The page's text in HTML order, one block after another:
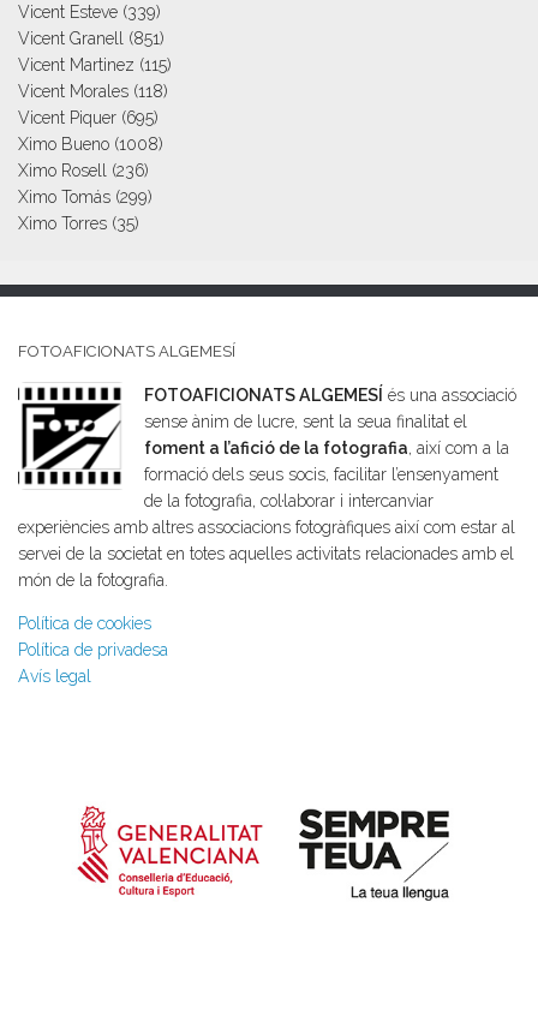
Vicent Esteve (339)
Vicent Granell
(851)
Vicent Martinez (115)
Vicent Morales (118)
Vicent Piquer (695)
Ximo Bueno (1008)
Ximo Rosell
(236)
Ximo Tomás (299)
Ximo Torres (35)
FOTOAFICIONATS ALGEMESÍ
FOTOAFICIONATS ALGEMESÍ és una associació
sense ànim de lucre, sent la seua finalitat el
foment a l’afició de la fotografia, així com a la
formació dels seus socis, facilitar l’ensenyament
de la fotografia, col·laborar i intercanviar
experiències amb altres associacions fotogràfiques així com estar al
servei de la societat en totes aquelles activitats relacionades amb el
món de la fotografia.
Política de cookies
Política de privadesa
Avís legal